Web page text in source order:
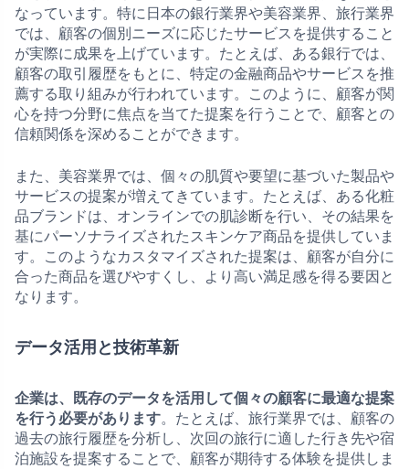
なっています。特に日本の銀行業界や美容業界、旅行業界
では、顧客の個別ニーズに応じたサービスを提供すること
が実際に成果を上げています。たとえば、ある銀行では、
顧客の取引履歴をもとに、特定の金融商品やサービスを推
薦する取り組みが行われています。このように、顧客が関
心を持つ分野に焦点を当てた提案を行うことで、顧客との
信頼関係を深めることができます。
また、美容業界では、個々の肌質や要望に基づいた製品や
サービスの提案が増えてきています。たとえば、ある化粧
品ブランドは、オンラインでの肌診断を行い、その結果を
基にパーソナライズされたスキンケア商品を提供していま
す。このようなカスタマイズされた提案は、顧客が自分に
合った商品を選びやすくし、より高い満足感を得る要因と
なります。
データ活用と技術革新
企業は、既存のデータを活用して個々の顧客に最適な提案
を行う必要があります。たとえば、旅行業界では、顧客の
過去の旅行履歴を分析し、次回の旅行に適した行き先や宿
泊施設を提案することで、顧客が期待する体験を提供しま